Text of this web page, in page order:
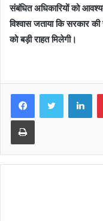
संबंधित अधिकारियों को
विश्वास जताया कि सरकार
को बड़ी राहत मिलेगी।
FacebookTwitter
Print